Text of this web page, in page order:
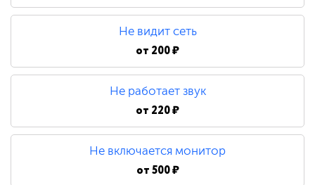
480 ₽
Замена процессора
790 ₽
Не видит сеть
от 200 ₽
Не работает звук
от 220 ₽
Не включается монитор
от500 ₽